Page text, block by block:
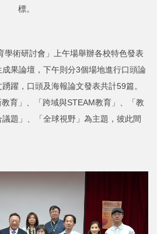
標。
術研討會」上午場舉辦各校特色發表
果論壇，下午則分3個場地進行口頭論
躍，口頭及海報論文發表共計59篇。
育」、「跨域與STEAM教育」、「教
題」、「全球視野」為主題，彼此間